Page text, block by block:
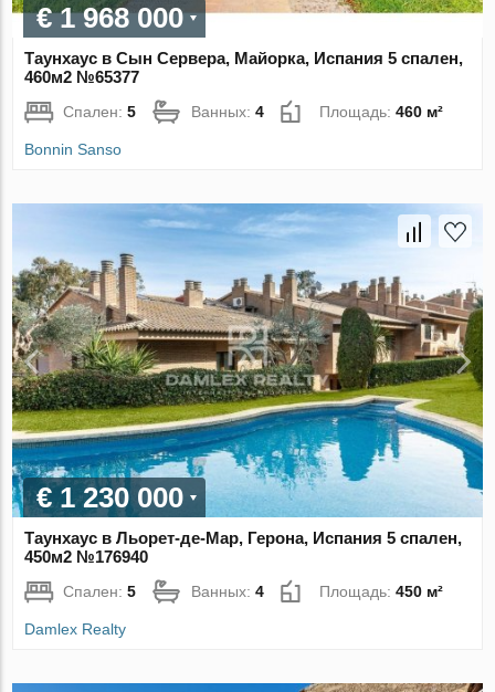
€ 1 968 000
Таунхаус в Сын Сервера, Майорка, Испания 5 спален,
460м2 №65377
Спален:5 Ванных:4 Площадь:460 м²
Bonnin Sanso
€ 1 230 000
Таунхаус в Льорет-де-Мар, Герона, Испания 5 спален,
450м2 №176940
Спален:5 Ванных:4 Площадь:450 м²
Damlex Realty